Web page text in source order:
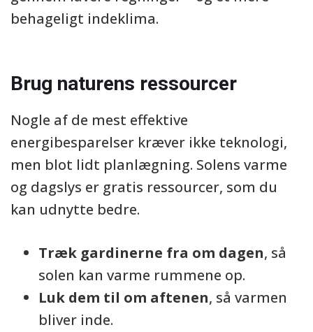
behageligt indeklima.
Brug naturens ressourcer
Nogle af de mest effektive
energibesparelser kræver ikke teknologi,
men blot lidt planlægning. Solens varme
og dagslys er gratis ressourcer, som du
kan udnytte bedre.
Træk gardinerne fra om dagen, så
solen kan varme rummene op.
Luk dem til om aftenen, så varmen
bliver inde.